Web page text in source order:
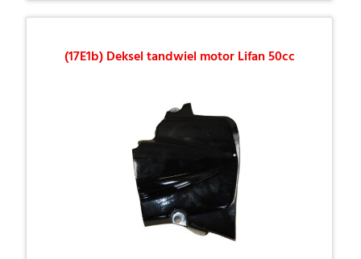
(17E1b) Deksel tandwiel motor Lifan 50cc